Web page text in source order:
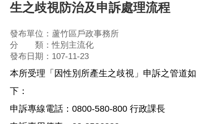
生之歧視防治及申訴處理流程
發布單位：蘆竹區戶政事務所
分 類：性別主流化
發布日期：107-11-23
本所受理「因性別所產生之歧視」申訴之管道如
下：
申訴專線電話：0800-580-800 行政課長